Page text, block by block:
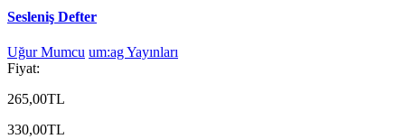
Sesleniş Defter
Uğur Mumcu um:ag Yayınları
Fiyat:
265,00TL
330,00TL